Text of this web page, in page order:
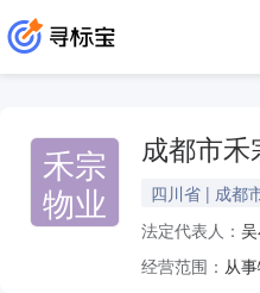
禾宗
物业
成都市禾
四川省 | 成都
法定代表人：
经营范围：